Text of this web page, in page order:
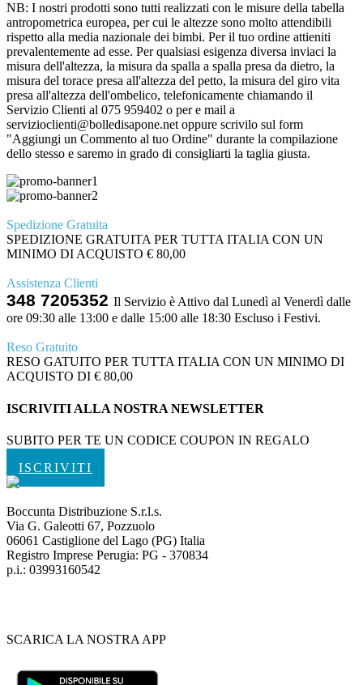
NB: I nostri prodotti sono tutti realizzati con le misure della tabella
antropometrica europea, per cui le altezze sono molto attendibili
rispetto alla media nazionale dei bimbi. Per il tuo ordine attieniti
prevalentemente ad esse. Per qualsiasi esigenza diversa inviaci la
misura dell'altezza, la misura da spalla a spalla presa da dietro, la
misura del torace presa all'altezza del petto, la misura del giro vita
presa all'altezza dell'ombelico, telefonicamente chiamando il
Servizio Clienti al 075 959402 o per e mail a
servizioclienti@bolledisapone.net oppure scrivilo sul form
"Aggiungi un Commento al tuo Ordine" durante la compilazione
dello stesso e saremo in grado di consigliarti la taglia giusta.
Spedizione Gratuita
SPEDIZIONE GRATUITA PER TUTTA ITALIA CON UN
MINIMO DI ACQUISTO € 80,00
Assistenza Clienti
348 7205352 Il Servizio è Attivo dal Lunedì al Venerdì dalle
ore 09:30 alle 13:00 e dalle 15:00 alle 18:30 Escluso i Festivi.
Reso Gratuito
RESO GATUITO PER TUTTA ITALIA CON UN MINIMO DI
ACQUISTO DI € 80,00
ISCRIVITI ALLA NOSTRA NEWSLETTER
SUBITO PER TE UN CODICE COUPON IN REGALO
ISCRIVITI
Boccunta Distribuzione S.r.l.s.
Via G. Galeotti 67, Pozzuolo
06061 Castiglione del Lago (PG) Italia
Registro Imprese Perugia: PG - 370834
p.i.: 03993160542
SCARICA LA NOSTRA APP